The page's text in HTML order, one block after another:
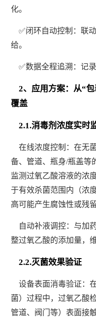
化。
✅闭环自动控制：联
给。
✅数据全程追溯：记
2、应用方案：从“
覆盖
2.1.消毒剂浓度实时
在线浓度控制：在无
备、管道、瓶身/瓶盖等
监测过氧乙酸溶液的浓
于有效杀菌范围内（浓
高可能产生腐蚀性或残
自动补液调控：与加
整过氧乙酸的添加量，
2.2.灭菌效果验证
设备表面消毒验证：
菌）过程中，过氧乙酸
管道、阀门等）表面接